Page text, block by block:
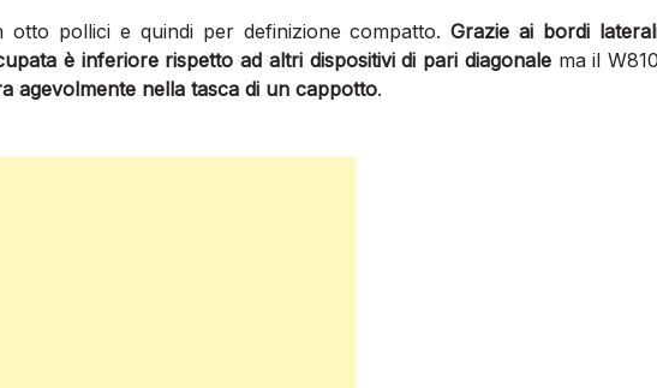
otto pollici e quindi per definizione compatto.Grazie ai bordi
è inferiore rispetto ad altri dispositivi di pari diagonalema il
agevolmente nella tasca di un cappotto.